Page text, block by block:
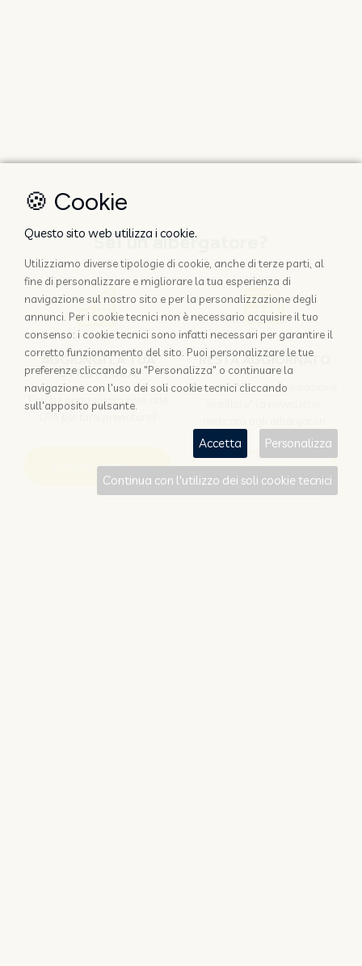
Sei un albergatore?
AGGIUNGI LA TUA
STRUTTURA
Perchè appoggiarsi solo alle
OTA per farsi prenotare?
Scopri come
RESTA AGGIORNATO
Iscriviti a "Disintermediazione
Iscriviti
🍪 Cookie
Questo sito web utilizza i cookie.
Utilizziamo diverse tipologie di cookie, anche di terze parti, al
fine di personalizzare e migliorare la tua esperienza di
navigazione sul nostro sito e per la personalizzazione degli
annunci. Per i cookie tecnici non è necessario acquisire il tuo
consenso: i cookie tecnici sono infatti necessari per garantire il
corretto funzionamento del sito. Puoi personalizzare le tue
preferenze cliccando su "Personalizza" o continuare la
navigazione con l'uso dei soli cookie tecnici cliccando
sull'apposito pulsante.
Accetta Personalizza
Continua con l'utilizzo dei soli cookie tecnici